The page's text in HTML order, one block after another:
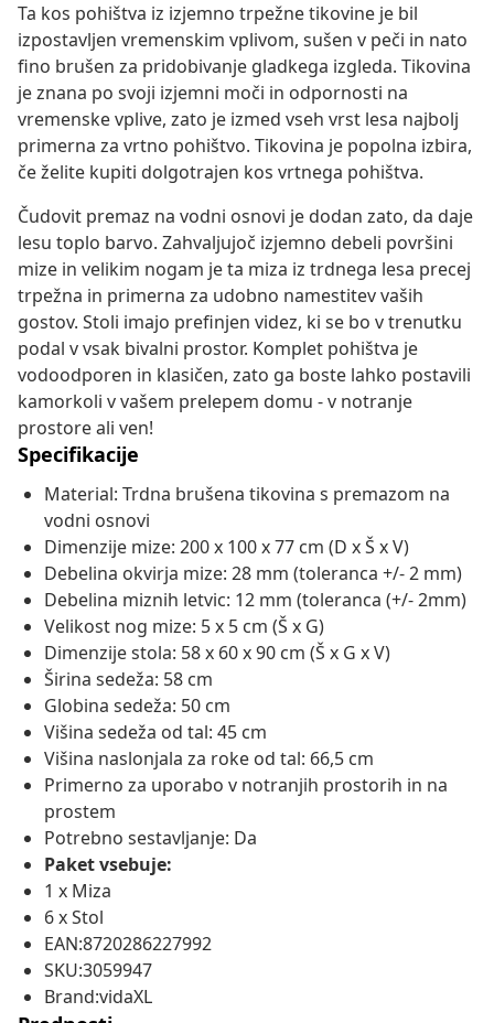
Ta kos pohištva iz izjemno trpežne tikovine je bil
izpostavljen vremenskim vplivom, sušen v peči in nato
fino brušen za pridobivanje gladkega izgleda. Tikovina
je znana po svoji izjemni moči in odpornosti na
vremenske vplive, zato je izmed vseh vrst lesa najbolj
primerna za vrtno pohištvo. Tikovina je popolna izbira,
če želite kupiti dolgotrajen kos vrtnega pohištva.
Čudovit premaz na vodni osnovi je dodan zato, da daje
lesu toplo barvo. Zahvaljujoč izjemno debeli površini
mize in velikim nogam je ta miza iz trdnega lesa precej
trpežna in primerna za udobno namestitev vaših
gostov. Stoli imajo prefinjen videz, ki se bo v trenutku
podal v vsak bivalni prostor. Komplet pohištva je
vodoodporen in klasičen, zato ga boste lahko postavili
kamorkoli v vašem prelepem domu - v notranje
prostore ali ven!
Specifikacije
Material: Trdna brušena tikovina s premazom na
vodni osnovi
Dimenzije mize: 200 x 100 x 77 cm (D x Š x V)
Debelina okvirja mize: 28 mm (toleranca +/- 2 mm)
Debelina miznih letvic: 12 mm (toleranca (+/- 2mm)
Velikost nog mize: 5 x 5 cm (Š x G)
Dimenzije stola: 58 x 60 x 90 cm (Š x G x V)
Širina sedeža: 58 cm
Globina sedeža: 50 cm
Višina sedeža od tal: 45 cm
Višina naslonjala za roke od tal: 66,5 cm
Primerno za uporabo v notranjih prostorih in na
prostem
Potrebno sestavljanje: Da
Paket vsebuje:
1 x Miza
6 x Stol
EAN:8720286227992
SKU:3059947
Brand:vidaXL